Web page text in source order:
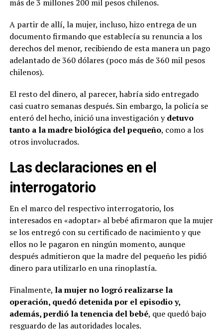
más de 3 millones 200 mil pesos chilenos.
A partir de allí, la mujer, incluso, hizo entrega de un
documento firmando que establecía su renuncia a los
derechos del menor, recibiendo de esta manera un pago
adelantado de 360 dólares (poco más de 360 mil pesos
chilenos).
El resto del dinero, al parecer, habría sido entregado
casi cuatro semanas después. Sin embargo, la policía se
enteró del hecho, inició una investigación ydetuvo
tanto a la madre biológica del pequeño, como a los
otros involucrados.
Las declaraciones en el
interrogatorio
En el marco del respectivo interrogatorio, los
interesados en «adoptar» al bebé afirmaron que la mujer
se los entregó con su certificado de nacimiento y que
ellos no le pagaron en ningún momento, aunque
después admitieron que la madre del pequeño les pidió
dinero para utilizarlo en una rinoplastía.
Finalmente, la mujer no logró realizarse la
operación, quedó detenida por el episodio y,
además, perdió la tenencia del bebé, que quedó bajo
resguardo de las autoridades locales.